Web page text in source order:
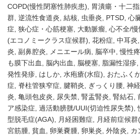
COPD(慢性閉塞性肺疾患) 胃潰瘍・十二
群 逆流性食道炎 結核 虫垂炎 PTSD 心
症 狭心症・心筋梗塞 大動脈瘤 心不全/
(エコノミークラス症候群) 花粉症 中耳炎
炎 副鼻腔炎 メニエール病 脳卒中 慢性
も膜下出血
脳内出血 脳梗塞 脂漏性湿疹
発性発疹 はしか 水疱瘡(水痘) おたふく
症
脊柱管狭窄症 腱鞘炎 ぎっくり腰 神
炎 亀頭包皮炎 尿失禁 腎盂腎炎 腎結石
ア感染症 過活動膀胱/UUI(切迫性尿失禁)
型脱毛症(AGA)
月経困難症 月経前症候
宮筋腫 貧血 卵巣嚢腫 卵巣炎 外陰炎 カ